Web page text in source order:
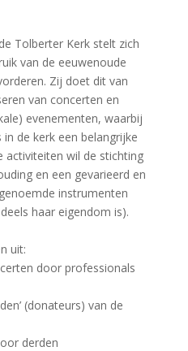
Tolberter Kerk stelt zich
van de eeuwenoude
Zij doet dit van
van concerten en
evenementen, waarbij
de kerk een belangrijke
activiteiten wil de stichting
en een gevarieerd en
instrumenten
haar eigendom is).
uit:
door professionals
(donateurs) van de
derden